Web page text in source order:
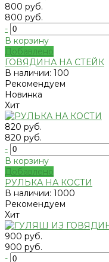
800 руб.
800 руб.
-
В корзину
Добавлено
ГОВЯДИНА НА СТЕЙК
В наличии: 100
Рекомендуем
Новинка
Хит
820 руб.
820 руб.
-
В корзину
Добавлено
РУЛЬКА НА КОСТИ
В наличии: 1000
Рекомендуем
Хит
900 руб.
900 руб.
-